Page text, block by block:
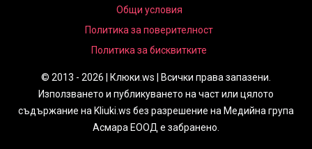
Общи условия
Политика за поверителност
Политика за бисквитките
© 2013 - 2026 | Клюки.ws | Всички права запазени.
Използването и публикуването на част или цялото
съдържание на Kliuki.ws без разрешение на Медийна група
Асмара ЕООД е забранено.